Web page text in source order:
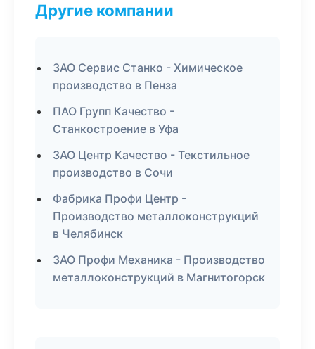
Другие компании
ЗАО Сервис Станко - Химическое
производство в Пенза
ПАО Групп Качество -
Станкостроение в Уфа
ЗАО Центр Качество - Текстильное
производство в Сочи
Фабрика Профи Центр -
Производство металлоконструкций
в Челябинск
ЗАО Профи Механика - Производство
металлоконструкций в Магнитогорск